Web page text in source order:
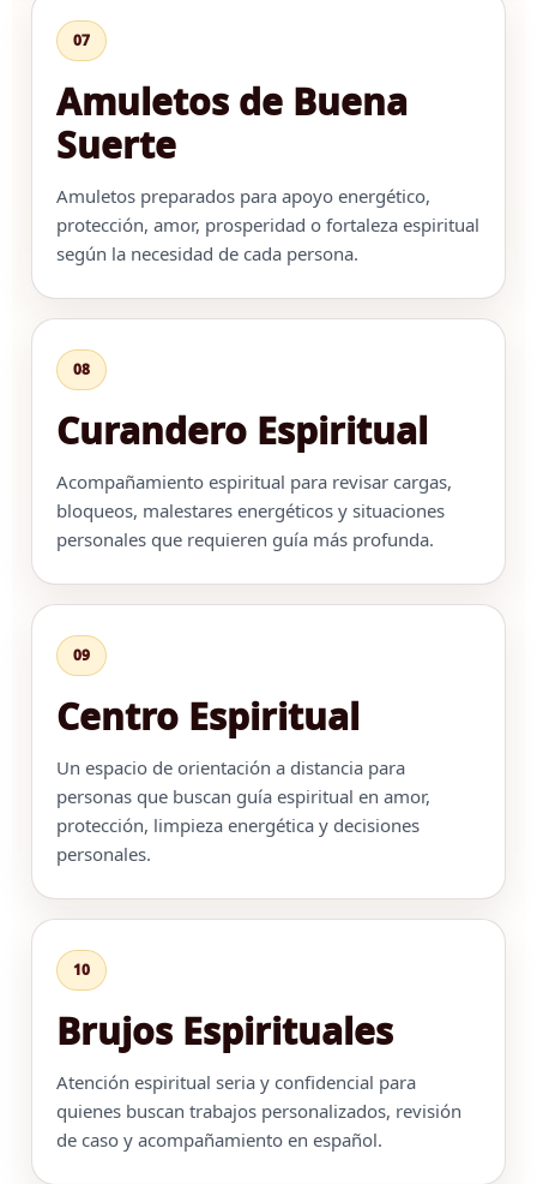
07
Amuletos de Buena
Suerte
Amuletos preparados para apoyo energético,
protección, amor, prosperidad o fortaleza espiritual
según la necesidad de cada persona.
08
Curandero Espiritual
Acompañamiento espiritual para revisar cargas,
bloqueos, malestares energéticos y situaciones
personales que requieren guía más profunda.
09
Centro Espiritual
Un espacio de orientación a distancia para
personas que buscan guía espiritual en amor,
protección, limpieza energética y decisiones
personales.
10
Brujos Espirituales
Atención espiritual seria y confidencial para
quienes buscan trabajos personalizados, revisión
de caso y acompañamiento en español.